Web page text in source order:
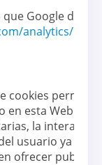
Google da a
analytics/
cookies
esta Web. En
la
usuario ya
ofrecer